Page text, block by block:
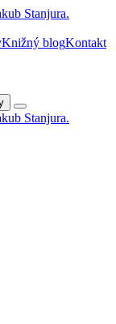
Knižný blogKontakt